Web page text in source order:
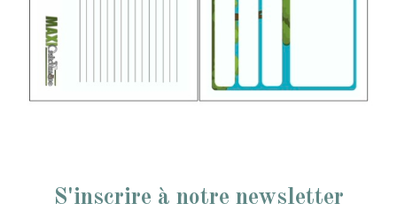
S'inscrire à notre newsletter